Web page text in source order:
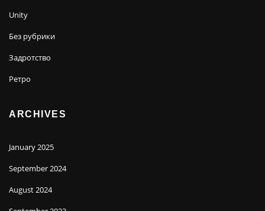
Unity
Без рубрики
Задротство
Ретро
ARCHIVES
January 2025
September 2024
August 2024